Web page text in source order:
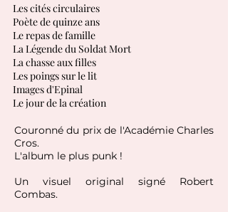
Les cités circulaires
Poète de quinze ans
Le repas de famille
La Légende du Soldat Mort
La chasse aux filles
Les poings sur le lit
Images d'Epinal
Le jour de la création
Couronné du prix de l'Académie Charles
Cros.
L'album le plus punk !
Un visuel original signé Robert
Combas.